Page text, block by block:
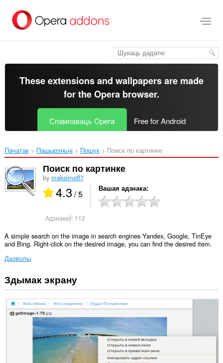
асноўнага
These extensions and wallpapers are made
for theOpera browser.
Спампаваць Opera Free for Android
Пачатак Пашырэньні Пошук Поиск по картинке‎
Поиск по картинке
by maksimoff7
4.3 / 5 Вашая адзнака
Адзнакаў: 112
A simple search on the image in search engines Yandex, Google, TinEye
and Bing. Right-click on the desired image, you can find the desired item.
Дазволы
Гэта
пашырэнне
мець
доступ
Здымак экрану